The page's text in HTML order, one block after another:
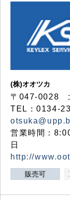
(株)オオツカ
〒047-0028
TEL：0134-
営業時間：
日
http://
販売可